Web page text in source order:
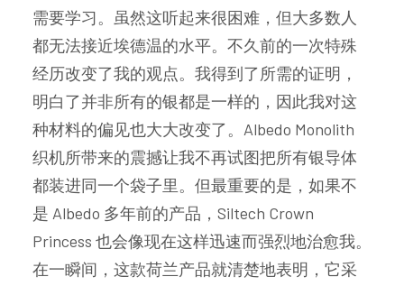
需要学习。虽然这听起来很困难，但大多数人
都无法接近埃德温的水平。不久前的一次特殊
经历改变了我的观点。我得到了所需的证明，
明白了并非所有的银都是一样的，因此我对这
种材料的偏见也大大改变了。Albedo Monolith
织机所带来的震撼让我不再试图把所有银导体
都装进同一个袋子里。但最重要的是，如果不
是 Albedo 多年前的产品，Siltech Crown
Princess 也会像现在这样迅速而强烈地治愈我。
在一瞬间，这款荷兰产品就清楚地表明，它采